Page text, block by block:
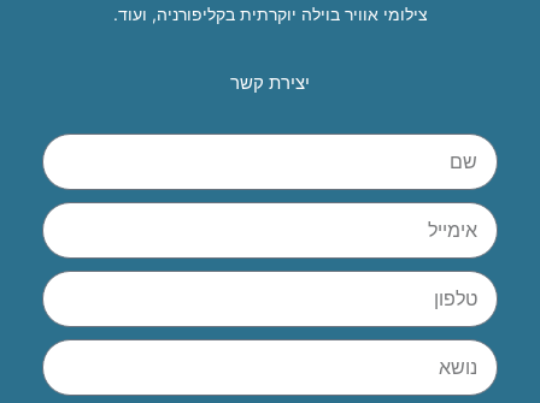
צילומי אוויר בוילה יוקרתית בקליפורניה, ועוד.
יצירת קשר